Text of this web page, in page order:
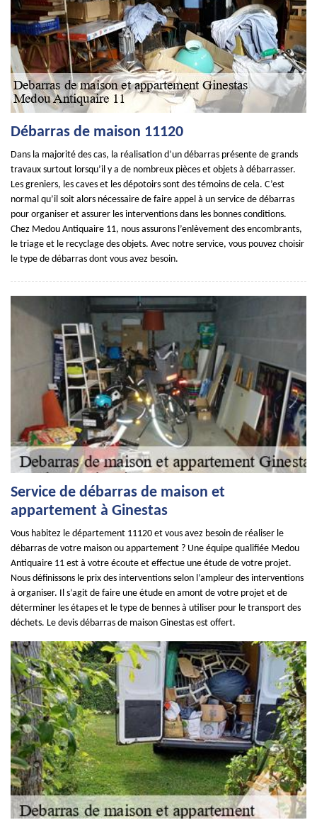
Débarras de maison 11120
Dans la majorité des cas, la réalisation d’un débarras présente de grands
travaux surtout lorsqu’il y a de nombreux pièces et objets à débarrasser.
Les greniers, les caves et les dépotoirs sont des témoins de cela. C’est
normal qu’il soit alors nécessaire de faire appel à un service de débarras
pour organiser et assurer les interventions dans les bonnes conditions.
Chez Medou Antiquaire 11, nous assurons l’enlèvement des encombrants,
le triage et le recyclage des objets. Avec notre service, vous pouvez choisir
le type de débarras dont vous avez besoin.
Service de débarras de maison et
appartement à Ginestas
Vous habitez le département 11120 et vous avez besoin de réaliser le
débarras de votre maison ou appartement ? Une équipe qualifiée Medou
Antiquaire 11 est à votre écoute et effectue une étude de votre projet.
Nous définissons le prix des interventions selon l’ampleur des interventions
à organiser. Il s’agit de faire une étude en amont de votre projet et de
déterminer les étapes et le type de bennes à utiliser pour le transport des
déchets. Le devis débarras de maison Ginestas est offert.